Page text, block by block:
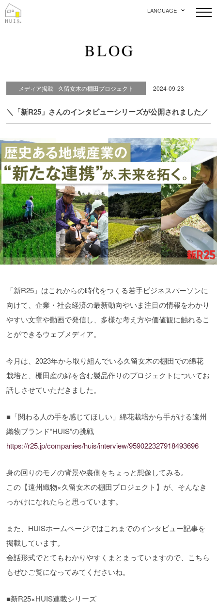
LANGUAGE
メディア掲載 久留女木の棚田プロジェクト 2024-09-23
＼「新R25」さんのインタビューシリーズが公開されました／
「新R25」はこれからの時代をつくる若手ビジネスパーソンに
向けて、企業・社会経済の最新動向やいま注目の情報をわかり
やすい文章や動画で発信し、多様な考え方や価値観に触れるこ
とができるウェブメディア。
今月は、2023年から取り組んでいる久留女木の棚田での綿花
栽培と、棚田産の綿を含む製品作りのプロジェクトについてお
話しさせていただきました。
■「関わる人の手を感じてほしい」綿花栽培から手がける遠州
織物ブランド“HUIS”の挑戦
https://r25.jp/companies/huis/interview/959022327918493696
身の回りのモノの背景や裏側をちょっと想像してみる。
この【遠州織物×久留女木の棚田プロジェクト】が、そんなき
っかけになれたらと思っています。
また、HUISホームページではこれまでのインタビュー記事を
掲載しています。
会話形式でとてもわかりやすくまとまっていますので、こちら
もぜひご覧になってみてくださいね。
■新R25×HUIS連載シリーズ